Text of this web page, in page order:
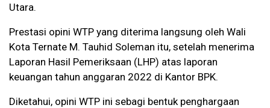
Utara.
Prestasi opini WTP yang diterima langsung oleh Wali
Kota Ternate M. Tauhid Soleman itu, setelah menerima
Laporan Hasil Pemeriksaan (LHP) atas laporan
keuangan tahun anggaran 2022 di Kantor BPK.
Diketahui, opini WTP ini sebagi bentuk penghargaan